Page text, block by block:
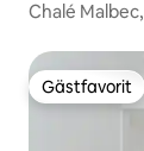
Chalé
Gästfavorit
Gästfavorit